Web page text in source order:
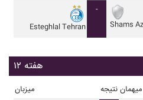
Esteghlal Tehran
-
Shams
هفته ۱۲
میزبان نتیجه میهمان